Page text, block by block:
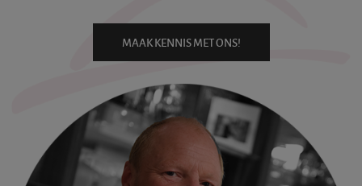
MAAK KENNIS MET ONS!